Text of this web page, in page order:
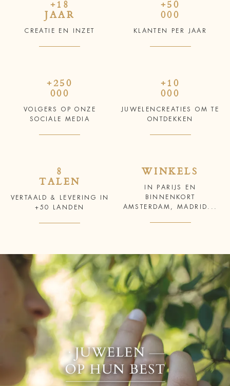
+18
JAAR
CREATIE EN INZET
+50
000
KLANTEN PER JAAR
+250
000
VOLGERS OP ONZE
SOCIALE MEDIA
+10
000
JUWELENCREATIES OM TE
ONTDEKKEN
8
TALEN
VERTAALD & LEVERING IN
+50 LANDEN
WINKELS
IN PARIJS EN
BINNENKORT
AMSTERDAM, MADRID...